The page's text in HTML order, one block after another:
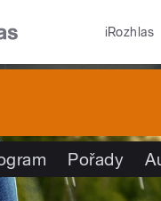
iRozhlas
Pořady